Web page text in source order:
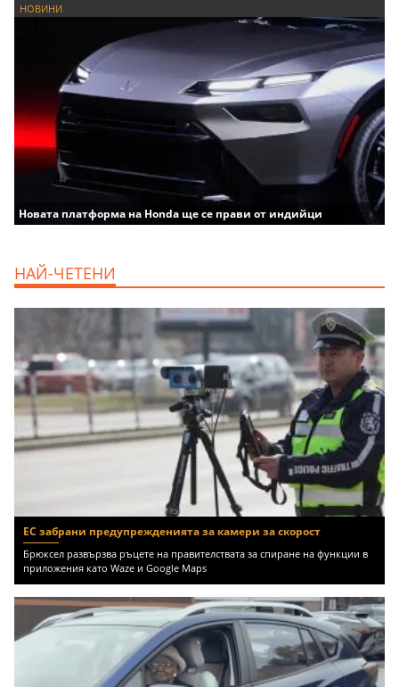
НОВИНИ
Новата платформа на Honda ще се прави от индийци
НАЙ-ЧЕТЕНИ
ЕС забрани предупрежденията за камери за скорост
Брюксел развързва ръцете на правителствата за спиране на функции в
приложения като Waze и Google Maps